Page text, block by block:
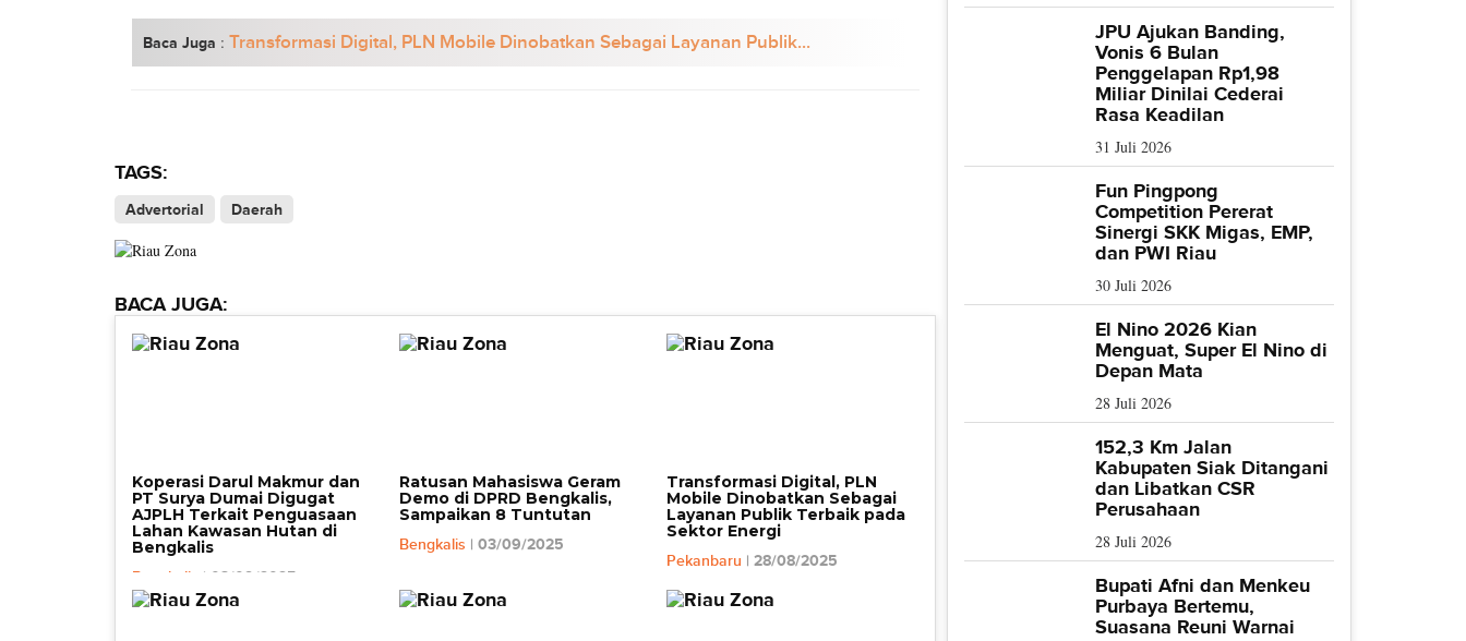
Baca Juga : Transformasi Digital, PLN Mobile Dinobatkan Sebagai Layanan Publik...
TAGS:
Advertorial Daerah
BACA JUGA:
Koperasi Darul Makmur dan
PT Surya Dumai Digugat
AJPLH Terkait Penguasaan
Lahan Kawasan Hutan di
Bengkalis
Bengkalis | 03/09/2025
Ratusan Mahasiswa Geram
Demo di DPRD Bengkalis,
Sampaikan 8 Tuntutan
Bengkalis | 03/09/2025
Transformasi Digital, PLN
Mobile Dinobatkan Sebagai
Layanan Publik Terbaik pada
Sektor Energi
Pekanbaru | 28/08/2025
JPU Ajukan Banding,
Vonis 6 Bulan
Penggelapan Rp1,98
Miliar Dinilai Cederai
Rasa Keadilan
31 Juli 2026
Fun Pingpong
Competition Pererat
Sinergi SKK Migas, EMP,
dan PWI Riau
30 Juli 2026
El Nino 2026 Kian
Menguat, Super El Nino di
Depan Mata
28 Juli 2026
152,3 Km Jalan
Kabupaten Siak Ditangani
dan Libatkan CSR
Perusahaan
28 Juli 2026
Bupati Afni dan Menkeu
Purbaya Bertemu,
Suasana Reuni Warnai